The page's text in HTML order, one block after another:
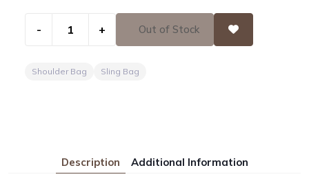
- + Out of Stock
Shoulder Bag Sling Bag
Description Additional Information